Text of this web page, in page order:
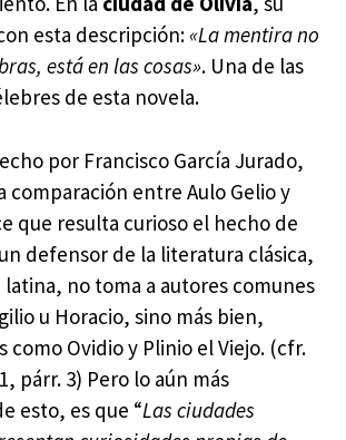
esta descripción:«La mentira no
está en las cosas». Una de las
de esta novela.
por Francisco García Jurado,
comparación entre Aulo Gelio y
que resulta curioso el hecho de
defensor de la literatura clásica,
no toma a autores comunes
u Horacio, sino más bien,
como Ovidio y Plinio el Viejo. (cfr.
párr. 3) Pero lo aún más
esto, es que “Las ciudades